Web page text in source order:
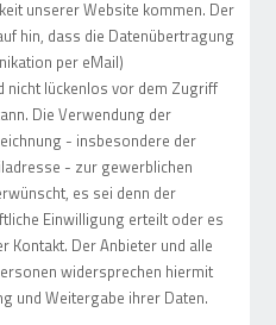
unserer Website kommen. Der
hin, dass die Datenübertragung
per eMail)
nicht lückenlos vor dem Zugriff
Die Verwendung der
- insbesondere der
- zur gewerblichen
es sei denn der
Einwilligung erteilt oder es
Kontakt. Der Anbieter und alle
widersprechen hiermit
und Weitergabe ihrer Daten.